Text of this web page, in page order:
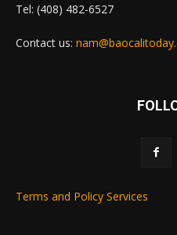
Tel: (408) 482-6527
Contact us:
Terms and Policy Services